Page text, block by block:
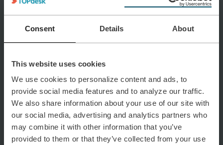
Consent Details About
This website uses cookies
We use cookies to personalize content and ads, to
provide social media features and to analyze our traffic.
We also share information about your use of our site with
our social media, advertising and analytics partners who
may combine it with other information that you’ve
provided to them or that they’ve collected from your use
Meer TOPdesk video's